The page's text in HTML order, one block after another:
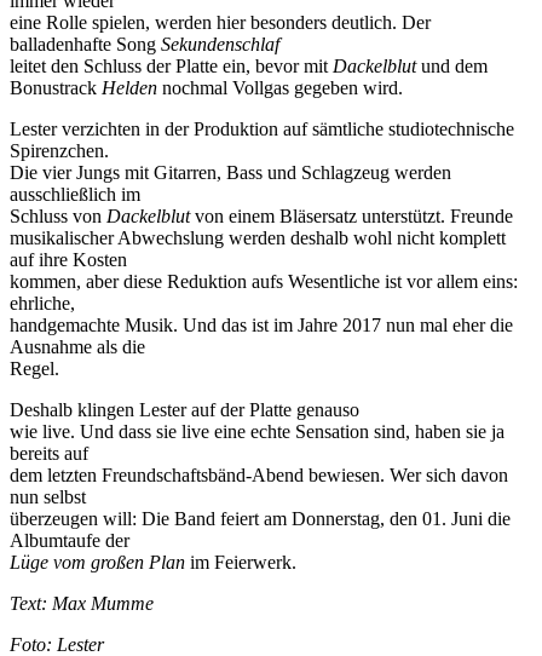
eine Rolle spielen, werden hier besonders deutlich. Der
balladenhafte Song Sekundenschlaf
leitet den Schluss der Platte ein, bevor mit Dackelblutund dem
Bonustrack Helden nochmal Vollgas gegeben wird.
Lester verzichten in der Produktion auf sämtliche studiotechnische
Spirenzchen.
Die vier Jungs mit Gitarren, Bass und Schlagzeug werden
ausschließlich im
Schluss von Dackelblutvon einem Bläsersatz unterstützt. Freunde
musikalischer Abwechslung werden deshalb wohl nicht komplett
auf ihre Kosten
kommen, aber diese Reduktion aufs Wesentliche ist vor allem eins:
ehrliche,
handgemachte Musik. Und das ist im Jahre 2017 nun mal eher die
Ausnahme als die
Regel.
Deshalb klingen Lester auf der Platte genauso
wie live. Und dass sie live eine echte Sensation sind, haben sie ja
bereits auf
dem letzten Freundschaftsbänd-Abend bewiesen. Wer sich davon
nun selbst
überzeugen will: Die Band feiert am Donnerstag, den 01. Juni die
Albumtaufe der
Lüge vom großen Plan im Feierwerk.
Text: Max Mumme
Foto: Lester